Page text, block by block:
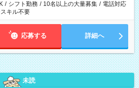
/ シフト勤務 / 10名以上の大量募集 / 電話対応
キル不要
応募する 詳細へ
未読